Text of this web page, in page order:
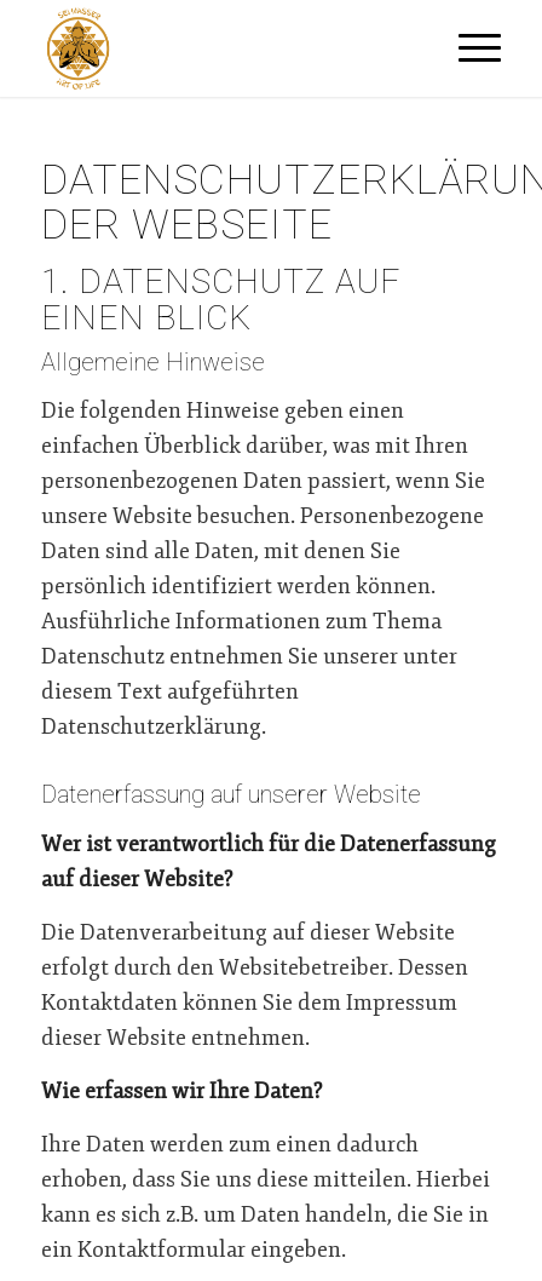
DER WEBSEITE
1. DATENSCHUTZ AUF
EINEN BLICK
Allgemeine Hinweise
Die folgenden Hinweise geben einen
einfachen Überblick darüber, was mit Ihren
personenbezogenen Daten passiert, wenn Sie
unsere Website besuchen. Personenbezogene
Daten sind alle Daten, mit denen Sie
persönlich identifiziert werden können.
Ausführliche Informationen zum Thema
Datenschutz entnehmen Sie unserer unter
diesem Text aufgeführten
Datenschutzerklärung.
Datenerfassung auf unserer Website
Wer ist verantwortlich für die Datenerfassung
auf dieser Website?
Die Datenverarbeitung auf dieser Website
erfolgt durch den Websitebetreiber. Dessen
Kontaktdaten können Sie dem Impressum
dieser Website entnehmen.
Wie erfassen wir Ihre Daten?
Ihre Daten werden zum einen dadurch
erhoben, dass Sie uns diese mitteilen. Hierbei
kann es sich z.B. um Daten handeln, die Sie in
ein Kontaktformular eingeben.